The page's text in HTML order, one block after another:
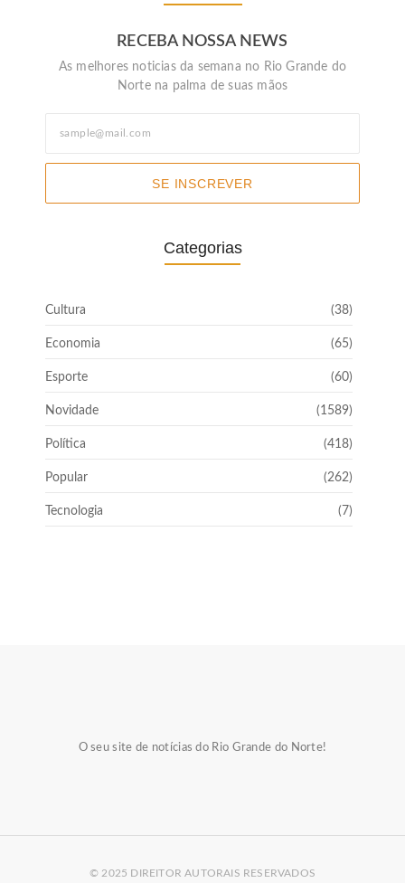
RECEBA NOSSA NEWS
As melhores noticias da semana no Rio Grande do
Norte na palma de suas mãos
SE INSCREVER
Categorias
Cultura (38)
Economia (65)
Esporte (60)
Novidade (1589)
Política (418)
Popular (262)
Tecnologia (7)
O seu site de notícias do Rio Grande do Norte!
© 2025 DIREITOR AUTORAIS RESERVADOS